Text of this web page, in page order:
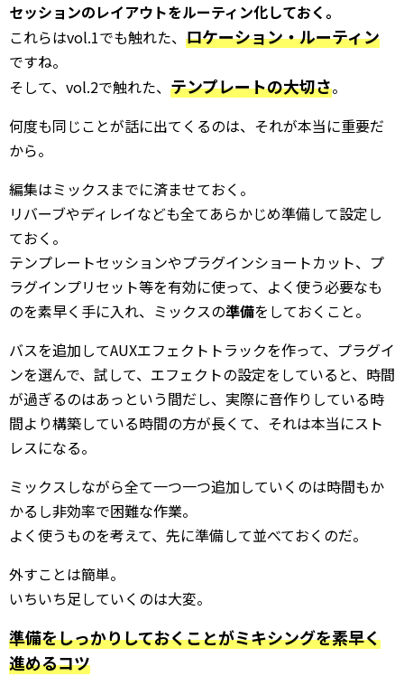
セッションのレイアウトをルーティン化しておく。
これらはvol.1でも触れた、 ロケーション・ルーティン
ですね。
そして、vol.2で触れた、 テンプレートの大切さ。
何度も同じことが話に出てくるのは、それが本当に重要だ
から。
編集はミックスまでに済ませておく。
リバーブやディレイなども全てあらかじめ準備して設定し
ておく。
テンプレートセッションやプラグインショートカット、プ
ラグインプリセット等を有効に使って、よく使う必要なも
のを素早く手に入れ、ミックスの準備をしておくこと。
バスを追加してAUXエフェクトトラックを作って、プラグイ
ンを選んで、試して、エフェクトの設定をしていると、時間
が過ぎるのはあっという間だし、実際に音作りしている時
間より構築している時間の方が長くて、それは本当にスト
レスになる。
ミックスしながら全て一つ一つ追加していくのは時間もか
かるし非効率で困難な作業。
よく使うものを考えて、先に準備して並べておくのだ。
外すことは簡単。
いちいち足していくのは大変。
準備をしっかりしておくことがミキシングを素早く
進めるコツ